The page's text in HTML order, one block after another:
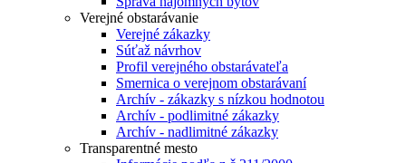
Verejné obstarávanie
Verejné zákazky
Súťaž návrhov
Profil verejného obstarávateľa
Smernica o verejnom obstarávaní
Archív - zákazky s nízkou hodnotou
Archív - podlimitné zákazky
Archív - nadlimitné zákazky
Transparentné mesto